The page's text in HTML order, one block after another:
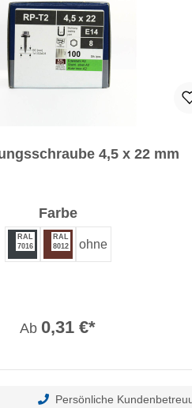
4,5 x 22 mm
Farbeauswählen
RAL
7016
RAL
8012
ohne
Ab 0,31 €*
Persönliche